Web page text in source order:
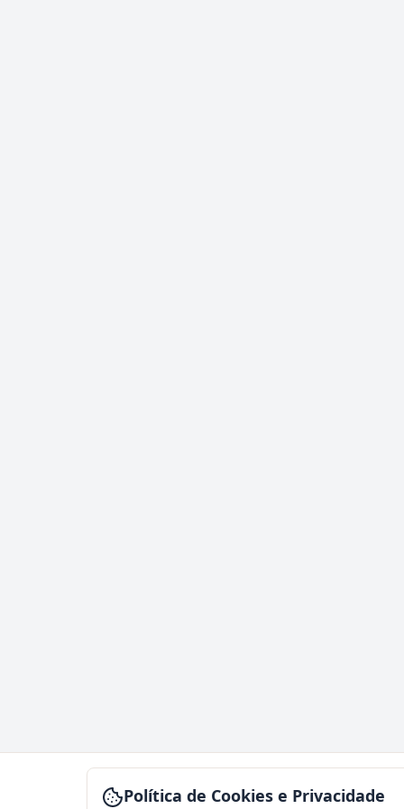
Política de Cookies e Privacidade